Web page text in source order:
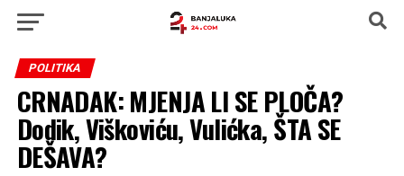
POLITIKA
CRNADAK: MJENJA LI SE PLOČA?
Dodik, Viškoviću, Vulićka, ŠTA SE
DEŠAVA?